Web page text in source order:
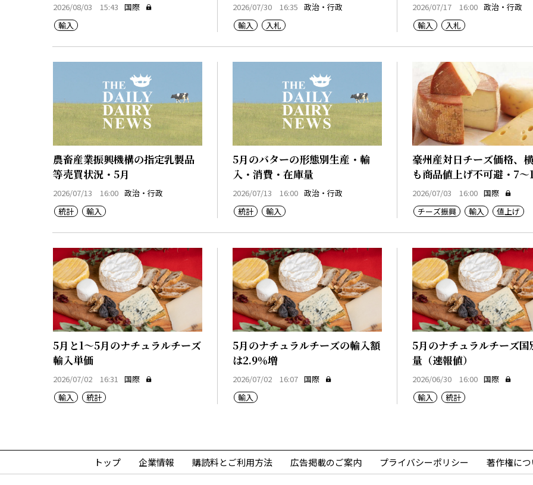
2026/08/03 15:43 国際
輸入
2026/07/30 16:35 政治・行政
輸入
入札
2026/07/17 16:00 政治・行政
輸入
入札
農畜産業振興機構の指定乳製品
等売買状況・5月
2026/07/13 16:00 政治・行政
統計
輸入
5月のバターの形態別生産・輸
入・消費・在庫量
2026/07/13 16:00 政治・行政
統計
輸入
豪州産対日チーズ価格、
も商品値上げ不可避・7～
2026/07/03 16:00 国際
チーズ振興
輸入 値上げ
5月と1～5月のナチュラルチーズ
輸入単価
2026/07/02 16:31 国際
輸入
統計
5月のナチュラルチーズの輸入額
は2.9％増
2026/07/02 16:07 国際
輸入
5月のナチュラルチーズ国
量（速報値）
2026/06/30 16:00 国際
輸入
統計
トップ 企業情報 購読料とご利用方法 広告掲載のご案内 プライバシーポリシー 著作権に